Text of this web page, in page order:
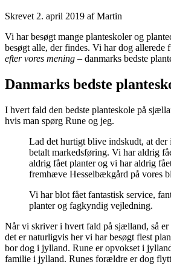
Skrevet 2. april 2019 afMartin
Vi har besøgt mange planteskoler og
besøgt alle, der findes. Vi har dog allerede
efter vores mening – danmarks bedste
Danmarks bedste
I hvert fald den bedste planteskole på
hvis man spørg Rune og jeg.
Lad det hurtigt blive indskudt, at der
betalt markedsføring. Vi har aldrig
aldrig fået planter og vi har aldrig
fremhæve Hesselbækgård på vores
Vi har blot fået fantastisk service,
planter og fagkyndig vejledning.
Når vi skriver i hvert fald på sjælland, så
det er naturligvis her vi har besøgt flest
bor dog i jylland. Rune er opvokset i
familie i jylland. Runes forældre er dog